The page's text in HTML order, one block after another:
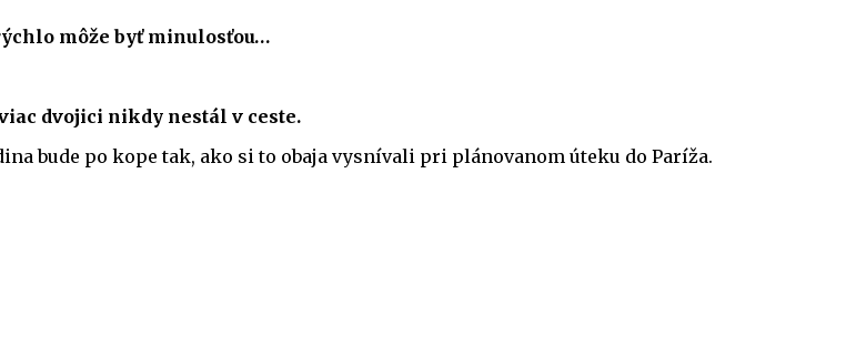
môže byť minulosťou…
dvojici nikdy nestál v ceste.
bude po kope tak, ako si to obaja vysnívali pri plánovanom úteku do Paríža.